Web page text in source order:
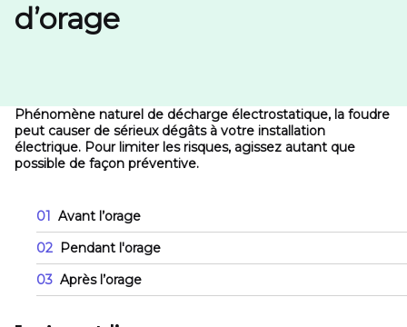
d’orage
Phénomène naturel de décharge électrostatique, la foudre
peut causer de sérieux dégâts à votre installation
électrique. Pour limiter les risques, agissez autant que
possible de façon préventive.
01 Avant l’orage
02 Pendant l'orage
03 Après l’orage